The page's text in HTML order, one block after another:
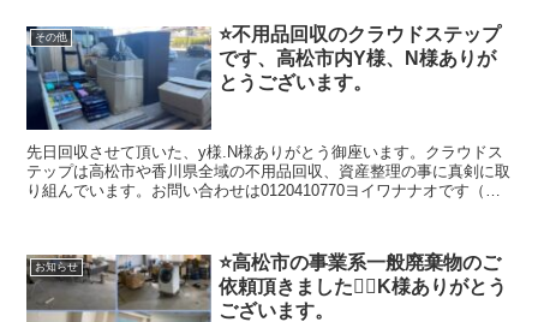
え安心安全な不用品回収、遺品整理、生前整理、会社を目指していま
す。建物解体のクラウドも運営していますのでどんなご相談など幅広
く対応出来ますのでよろしくお願いします。
その他
⭐️不用品回収のクラウドステップ
です、高松市内Y様、N様ありが
とうございます。
先日回収させて頂いた、y様.N様ありがとう御座います。クラウドス
テップは高松市や香川県全域の不用品回収、資産整理の事に真剣に取
り組んでいます。お問い合わせは0120410770ヨイワナナオです（ク
お知らせ
⭐️高松市の事業系一般廃棄物のご
依頼頂きました🙇‍♀️K様ありがとう
ございます。